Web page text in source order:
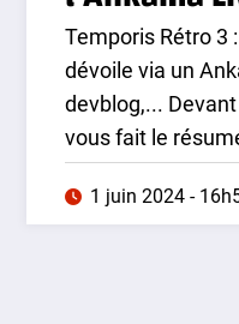
Temporis Rétro 3
dévoile via un
devblog,...
vous fait le
1 juin 2024 -